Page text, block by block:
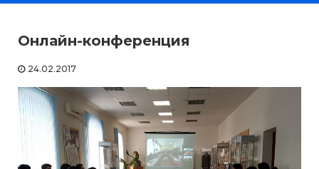
Онлайн-конференция
24.02.2017